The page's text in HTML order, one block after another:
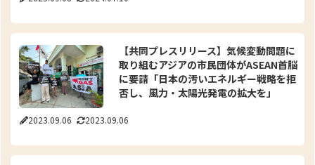
2023.09.06 2023.09.06
【共同プレスリリース】気候変動問題に
取り組むアジアの市民団体がASEAN首脳
に要請「日本の汚いエネルギー戦略を拒
否し、風力・太陽光発電の拡大を」